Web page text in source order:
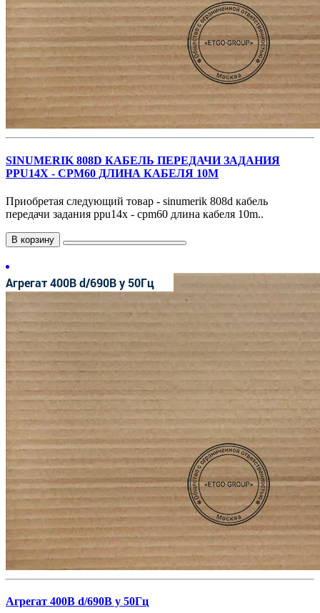
SINUMERIK 808D КАБЕЛЬ ПЕРЕДАЧИ ЗАДАНИЯ
PPU14X - CPM60 ДЛИНА КАБЕЛЯ 10M
Приобретая следующий товар - sinumerik 808d кабель
передачи задания ppu14x - cpm60 длина кабеля 10m..
В корзину
Агрегат 400В d/690В y 50Гц